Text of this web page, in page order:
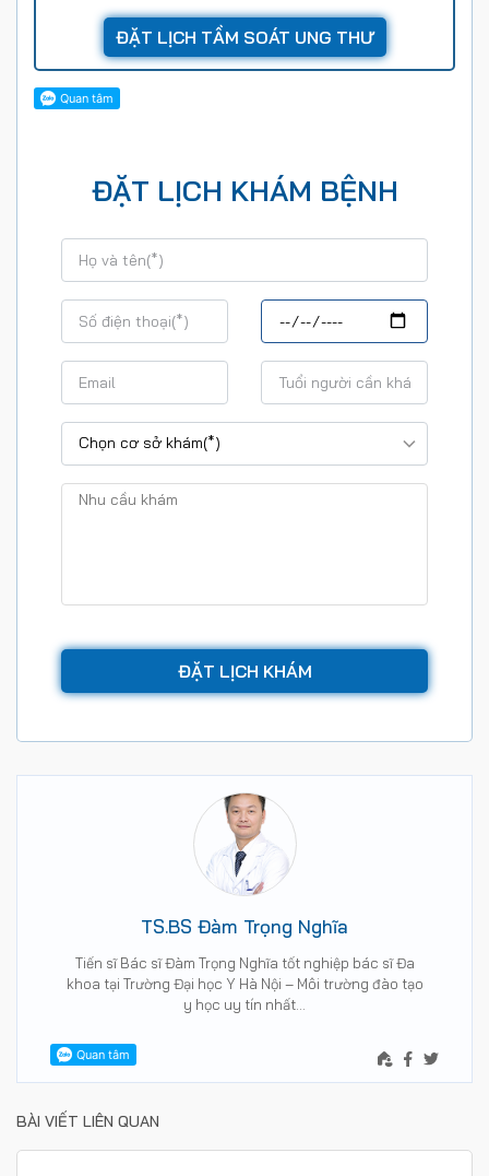
ĐẶT LỊCH KHÁM BỆNH
TS.BS Đàm Trọng Nghĩa
Tiến sĩ Bác sĩ Đàm Trọng Nghĩa tốt nghiệp bác sĩ Đa
khoa tại Trường Đại học Y Hà Nội – Môi trường đào tạo
y học uy tín nhất…
BÀI VIẾT LIÊN QUAN